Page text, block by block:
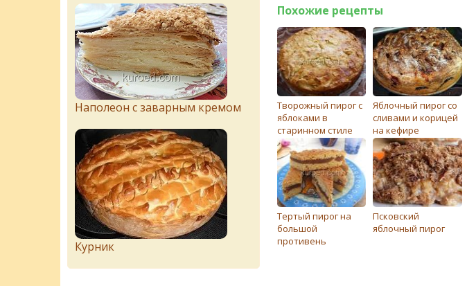
Похожие рецепты
Творожный пирог с
яблоками в
старинном стиле
Яблочный пирог со
сливами и корицей
на кефире
Тертый пирог на
большой
противень
Псковский
яблочный пирог
Наполеон с заварным кремом
Курник